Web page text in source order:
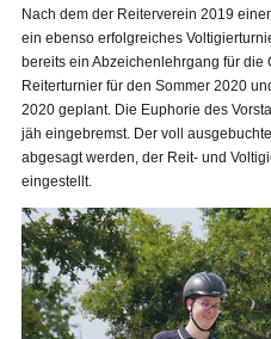
Nach dem der Reiterverein 2019
ein ebenso erfolgreiches
bereits ein Abzeichenlehrgang für die
Reiterturnier für den Sommer 2020
2020 geplant. Die Euphorie des
jäh eingebremst. Der voll
abgesagt werden, der Reit- und
eingestellt.